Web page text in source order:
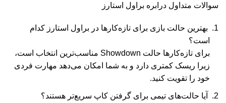
سوالات متداول درابره براول استارز
بهترین حالت بازی برای تازه‌کارها در براول استارز کدام
است؟
برای تازه‌کارها حالت Showdown مناسب‌ترین انتخاب است،
زیرا ریسک کمتری دارد و به شما امکان می‌دهد مهارت فردی
خود را تقویت کنید.
آیا حالت‌های تیمی برای گرفتن کاپ سریع‌تر هستند؟